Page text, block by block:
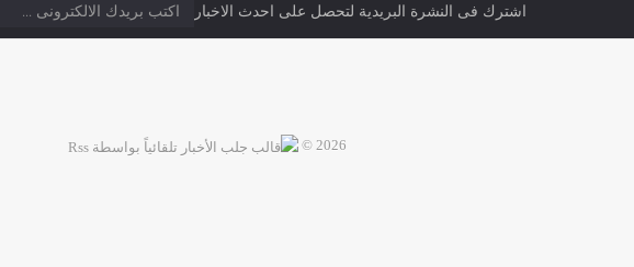
اشترك فى النشرة البريدية لتحصل على احدث الاخبار
2026 ©